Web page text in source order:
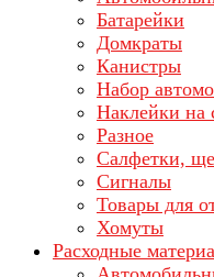
Батарейки
Домкраты
Канистры
Набор
Наклейки на
Разное
Салфетки,
Сигналы
Товары для
Хомуты
Расходные